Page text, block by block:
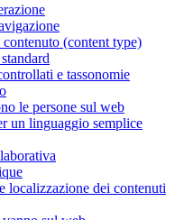
(content type)
e tassonomie
le persone sul web
un linguaggio semplice
localizzazione dei contenuti